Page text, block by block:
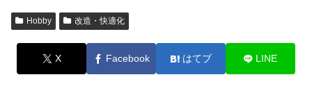
Hobby 改造・快適化
X Facebook はてブ LINE